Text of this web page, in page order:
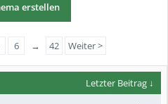
erstellen
6 → 42 Weiter >
Letzter Beitrag ↓